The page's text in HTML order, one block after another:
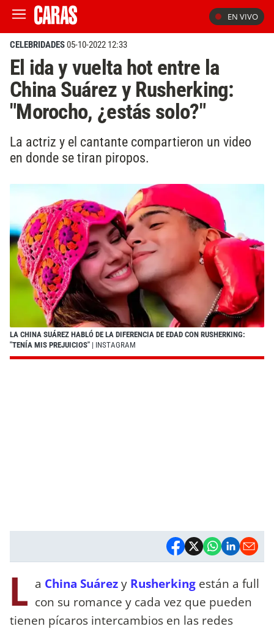
EN VIVO
CELEBRIDADES05-10-2022 12:33
El ida y vuelta hot entre la
China Suárez y Rusherking:
"Morocho, ¿estás solo?"
La actriz y el cantante compartieron un video
en donde se tiran piropos.
LA CHINA SUÁREZ HABLÓ DE LA DIFERENCIA DE EDAD CON RUSHERKING:
"TENÍA MIS PREJUICIOS" | INSTAGRAM
L a China Suárezy Rusherking están a full
con su romance y cada vez que pueden
tienen pícaros intercambios en las redes